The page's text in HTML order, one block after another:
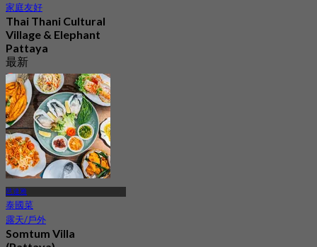
家庭友好
Thai Thani Cultural
Village & Elephant
Pattaya
最新
4.8
起฿ 499
芭達雅
泰國菜
露天/戶外
Somtum Villa